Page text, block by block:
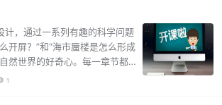
计，通过一系列有趣的科学问题
开屏？”和“海市蜃楼是怎么形成
然世界的好奇心。每一章节都包
孩子们以轻松愉快的方式学习复
1